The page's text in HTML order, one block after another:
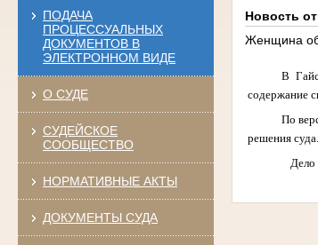
ПОДАЧА
ПРОЦЕССУАЛЬНЫХ
ДОКУМЕНТОВ В
ЭЛЕКТРОННОМ ВИДЕ
О СУДЕ
СУДЕЙСКОЕ
СООБЩЕСТВО
НОРМАТИВНЫЕ АКТЫ
ДОКУМЕНТЫ СУДА
Новость
Женщина
В
содержание
По
решения
Дело